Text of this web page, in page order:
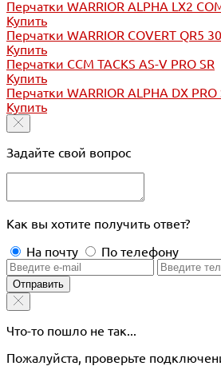
Перчатки WARRIOR ALPHA LX2
Купить
Перчатки WARRIOR COVERT QR5
Купить
Перчатки CCM TACKS AS-V PRO SR
Купить
Перчатки WARRIOR ALPHA DX PRO
Купить
Задайте свой вопрос
Как вы хотите получить ответ?
На почту
По телефону
Отправить
Что-то пошло не так...
Пожалуйста, проверьте